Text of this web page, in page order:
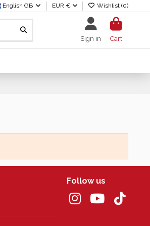
English GB EUR € Wishlist (0)
Sign in Cart
Follow us